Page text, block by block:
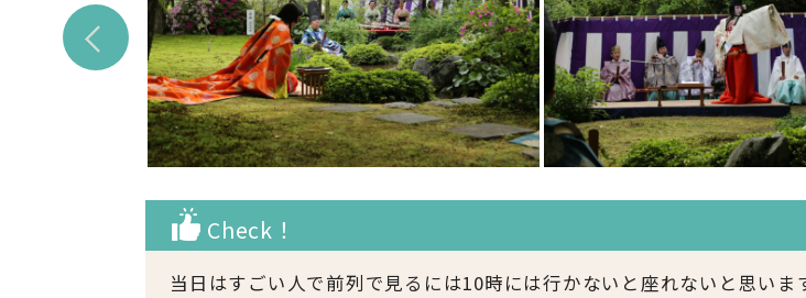
Check！
当日はすごい人で前列で見るには10時には行かないと座れないと思いま